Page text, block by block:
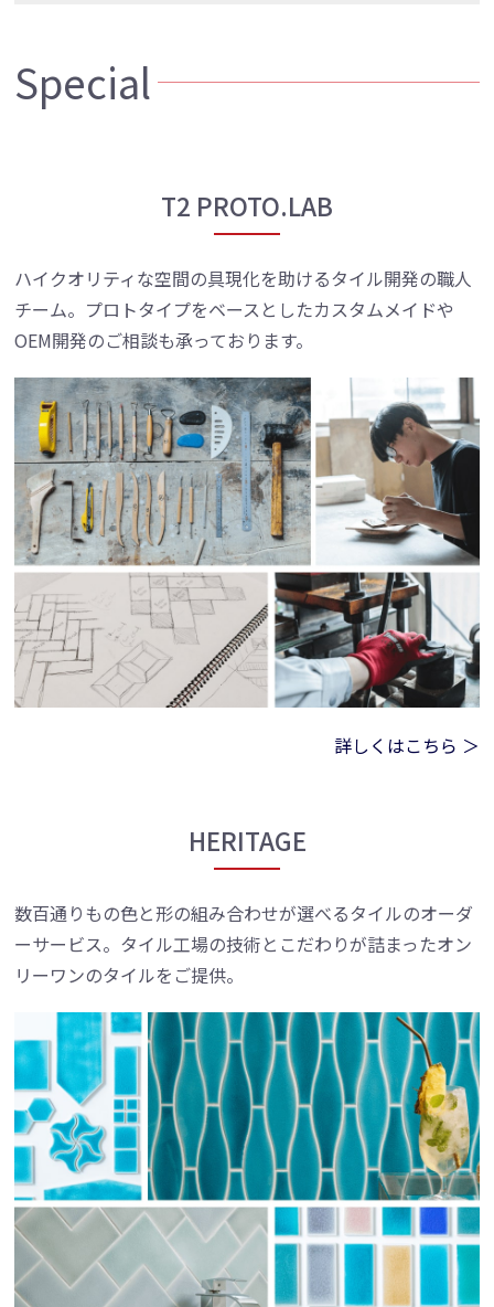
Special
T2 PROTO.LAB
ハイクオリティな空間の具現化を助けるタイル開発の職人
チーム。プロトタイプをベースとしたカスタムメイドや
OEM開発のご相談も承っております。
詳しくはこちら ＞
HERITAGE
数百通りもの色と形の組み合わせが選べるタイルのオーダ
ーサービス。タイル工場の技術とこだわりが詰まったオン
リーワンのタイルをご提供。